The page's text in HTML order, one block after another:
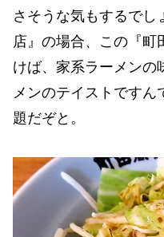
さそうな気もするでし
店』の場合、この『町
けば、家系ラーメンの
メンのテイストですん
題だぞと。